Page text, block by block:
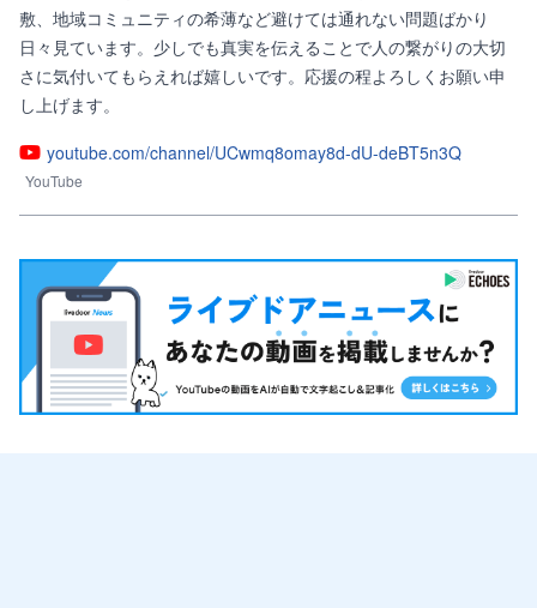
敷、地域コミュニティの希薄など避けては通れない問題ばかり
日々見ています。少しでも真実を伝えることで人の繋がりの大切
さに気付いてもらえれば嬉しいです。応援の程よろしくお願い申
し上げます。
youtube.com/channel/UCwmq8omay8d-dU-deBT5n3Q
YouTube